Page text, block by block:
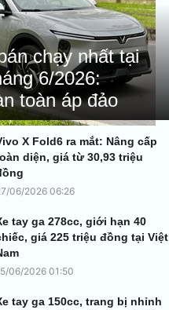
chạy nhất tại
6/2026:
toàn áp đảo
X Fold6 ra mắt: Nâng cấp
diện, giá từ 30,93 triệu
06/2026 06:26
tay ga 278cc, giới hạn 40
giá 225 triệu đồng tại Việt
06/2026 01:50
tay ga 150cc, trang bị nhỉnh